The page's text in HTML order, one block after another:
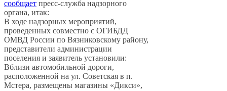
сообщает пресс-служба надзорного
органа, итак:
В ходе надзорных мероприятий,
проведенных совместно с ОГИБДД
ОМВД России по Вязниковскому району,
представители администрации
поселения и заявитель установили:
Вблизи автомобильной дороги,
расположенной на ул. Советская в п.
Мстера, размещены магазины «Дикси»,